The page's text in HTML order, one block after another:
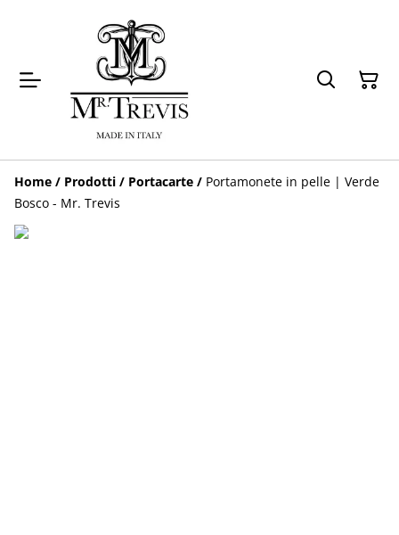
Home / Prodotti / Portacarte / Portamonete in pelle | Verde
Bosco - Mr. Trevis